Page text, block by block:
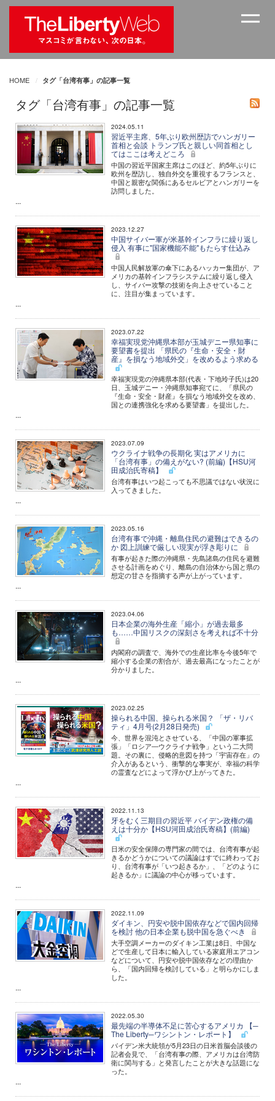
HOME タグ「台湾有事」の記事一覧
タグ「台湾有事」の記事一覧
2024.05.11
習近平主席、5年ぶり欧州歴訪でハンガリー
首相と会談 トランプ氏と親しい同首相とし
てはここは考えどころ
中国の習近平国家主席はこのほど、約5年ぶりに
欧州を歴訪し、独自外交を重視するフランスと、
中国と親密な関係にあるセルビアとハンガリーを
訪問しました。
...
2023.12.27
中国サイバー軍が米基幹インフラに繰り返し
侵入 有事に"国家機能不能"もたらす仕込み
中国人民解放軍の傘下にあるハッカー集団が、ア
メリカの基幹インフラシステムに繰り返し侵入
し、サイバー攻撃の技術を向上させていること
に、注目が集まっています。
...
2023.07.22
幸福実現党沖縄県本部が玉城デニー県知事に
要望書を提出 「県民の『生命・安全・財
産』を損なう地域外交」を改めるよう求める
幸福実現党の沖縄県本部(代表・下地玲子氏)は20
日、玉城デニー・沖縄県知事宛てに、「県民の
『生命・安全・財産』を損なう地域外交を改め、
国との連携強化を求める要望書」を提出した。
...
2023.07.09
ウクライナ戦争の長期化 実はアメリカに
「台湾有事」の備えがない? (前編)【HSU河
田成治氏寄稿】
台湾有事はいつ起こっても不思議ではない状況に
入ってきました。
...
2023.05.16
台湾有事で沖縄・離島住民の避難はできるの
か 図上訓練で厳しい現実が浮き彫りに
有事が起きた際の沖縄県・先島諸島の住民を避難
させる計画をめぐり、離島の自治体から国と県の
想定の甘さを指摘する声が上がっています。
...
2023.04.06
日本企業の海外生産「縮小」が過去最多
も……中国リスクの深刻さを考えれば不十分
内閣府の調査で、海外での生産比率を今後5年で
縮小する企業の割合が、過去最高になったことが
分かりました。
...
2023.02.25
操られる中国、操られる米国？ 「ザ・リバ
ティ」4月号(2月28日発売)
今、世界を混沌とさせている、「中国の軍事拡
張」「ロシア―ウクライナ戦争」という二大問
題。その裏に、侵略的意図を持つ「宇宙存在」の
介入があるという、衝撃的な事実が、幸福の科学
の霊査などによって浮かび上がってきた。
...
2022.11.13
牙をむく三期目の習近平 バイデン政権の備
えは十分か【HSU河田成治氏寄稿】(前編)
日米の安全保障の専門家の間では、台湾有事が起
きるかどうかについての議論はすでに終わってお
り、台湾有事が「いつ起きるか」、「どのように
起きるか」に議論の中心が移っています。
...
2022.11.09
ダイキン、円安や脱中国依存などで国内回帰
を検討 他の日本企業も脱中国を急ぐべき
大手空調メーカーのダイキン工業は8日、中国な
どで生産して日本に輸入している家庭用エアコン
などについて、円安や脱中国依存などの理由か
ら、「国内回帰を検討している」と明らかにしま
した。
...
2022.05.30
最先端の半導体不足に苦心するアメリカ 【─
The Liberty─ワシントン・レポート】
バイデン米大統領が5月23日の日米首脳会談後の
記者会見で、「台湾有事の際、アメリカは台湾防
衛に関与する」と発言したことが大きな話題にな
った。
...